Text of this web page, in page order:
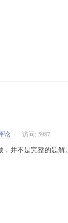
论 访问: 5987
并不是完整的题解。